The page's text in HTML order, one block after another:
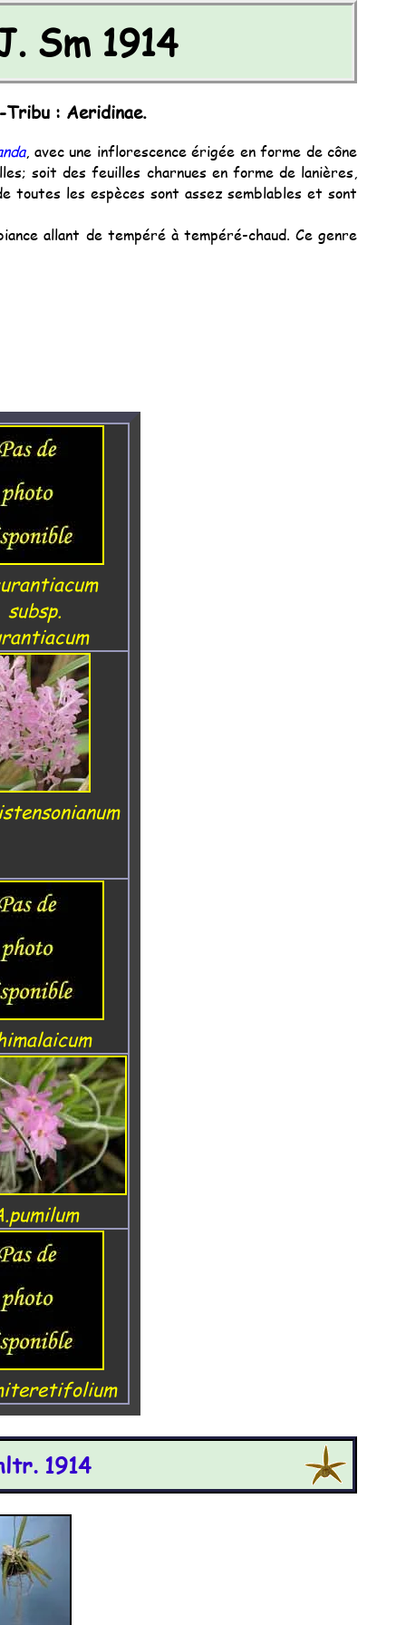
Sm 1914
Tribu : Aeridinae.
, avec une inflorescence érigée en forme de cône
soit des feuilles charnues en forme de lanières,
les espèces sont assez semblables et sont
allant de tempéré à tempéré-chaud. Ce genre
subsp.
1914